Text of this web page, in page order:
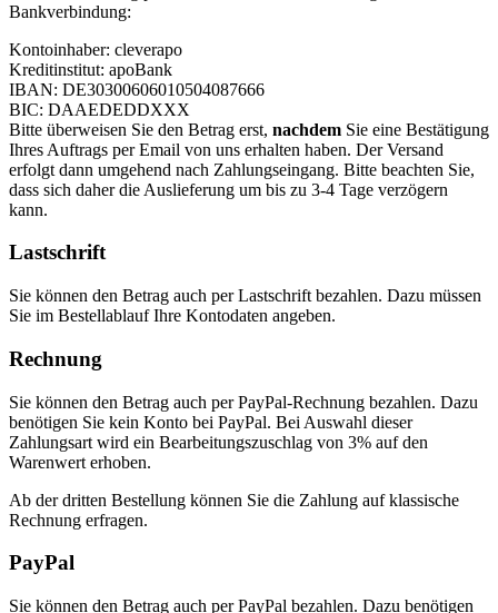
Bankverbindung:
Kontoinhaber: cleverapo
Kreditinstitut: apoBank
IBAN: DE30300606010504087666
BIC: DAAEDEDDXXX
Bitte überweisen Sie den Betrag erst, nachdem Sie eine Bestätigung
Ihres Auftrags per Email von uns erhalten haben. Der Versand
erfolgt dann umgehend nach Zahlungseingang. Bitte beachten Sie,
dass sich daher die Auslieferung um bis zu 3-4 Tage verzögern
kann.
Lastschrift
Sie können den Betrag auch per Lastschrift bezahlen. Dazu müssen
Sie im Bestellablauf Ihre Kontodaten angeben.
Rechnung
Sie können den Betrag auch per PayPal-Rechnung bezahlen. Dazu
benötigen Sie kein Konto bei PayPal. Bei Auswahl dieser
Zahlungsart wird ein Bearbeitungszuschlag von 3% auf den
Warenwert erhoben.
Ab der dritten Bestellung können Sie die Zahlung auf klassische
Rechnung erfragen.
PayPal
Sie können den Betrag auch per PayPal bezahlen. Dazu benötigen